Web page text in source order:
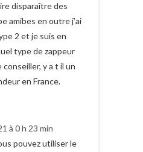
disparaître des
amibes en outre j’ai
2 et je suis en
type de zappeur
conseiller, y a t il un
en France.
à 0 h 23 min
pouvez utiliser le